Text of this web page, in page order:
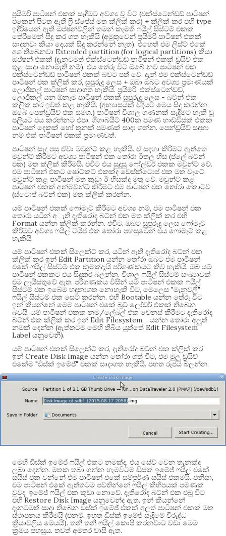
ප්‍රයිමරි පාටිෂන් එකක් සෑදීමට අවශ්‍ය වූ විට (එක්ස්ටෙන්ඩඩ් පාටිෂන්
එකෙන් පිටත ඇති ෆ්‍රී ස්පේස් මත ක්ලික් කර) + ක්ලික් කර එහි type
ඉදිරියෙන් ඇති ඔප්ෂන්වලින් තමන් කැමති ෆයිල් සිස්ටම් එකක්
තේරීමෙන් සිදු කර ගත හැකියි (අමුතුවෙන් ප්‍රයිමරි පාටිෂන් එකක්
සාදනවා කියා දෙයක් සිදු කරන්නේ නැත). එහෙත් එම ලිස්ට් එකේ
අග තිබෙනවා Extended partition (for logical partitions) කියා
ඔප්ෂන් එකක් (දැනටමත් එක්ස්ටෙන්ඩඩ් පාටිෂන් එකක් ඩ්‍රයිව් එක
තුළ සාදා නොමැති නම්). එය තේරූ විට ඔබේ නව පාටිෂන් එක
එක්ස්ටෙන්ඩඩ් පාටිෂන් එකක් බවට පත් වේ. දැන් එම එක්ස්ටෙන්ඩඩ්
පාටිෂන් එක ක්ලික් කර, සුපුරුදු ලෙස + ඔබා ඔබට අවශ්‍ය ප්‍රමාණයක්
ලොජිකල් පාටිෂන් සාදාගත හැකියි. ප්‍රයිමරි, එක්ස්ටෙන්ඩඩ්,
ලොජිකල් යන ඕනෑම පාටිෂන් එකක් සුපුරුදු ලෙස - බට්න් එක
ක්ලික් කර ඉවත් කළ හැකියි. (අභ්‍යාසයක් විදියට මෙය සිදු කරන්න
ඔබේ පෙන්ඩ්‍රයිව් එක සමග.) පාටිෂන් විශාල ගණනක් සෑදීමට හැකි වූ
පලියට එය කරන්නට එපා. ගිගාබයිට් 400ක පමණ හාඩ්ඩිස්ක් එකක
පාටිෂන් දෙකක් හෝ තුනක් පමණක් සාදා ගන්න. පෙන්ඩ්‍රයිව් සඳහා
නම් එක් පාටිෂන් එකක් ප්‍රමාණවත්.
පාටිෂන් සෑදු පසු ඒවා මවුන්ට් කළ හැකියි. ඒ සඳහා කිරීමට ඇත්තේ
මවුන්ට් කිරීමට අවශ්‍ය පාටිෂන් එක තෝරා ඊතල හිස (ප්ලේ බට්න්
එක) මත ක්ලික් කිරීමයි. එවිට එය සුදුසු ෆෝල්ඩර් එකක මවුන්ට් වේ.
එම පාටිෂන් එකට ෂෝට්කට් එකක්ද ඩෙස්ක්ටොප් එක මත වැටේ.
මවුන්ට් කළ පාටිෂන් මත කුඩා ඊ හිසක්ද මතු වේ. මවුන්ට් කළ
පාටිෂන් එකක් අන්මවුන්ට් කිරීමට එම පාටිෂන් එක තෝරා කොටුව
(ස්ටොප් බට්න් එක) මත ක්ලික් කරන්න.
යම් පාටිෂන් එකක් ෆෝමැට් කිරීමට අවශ්‍ය නම්, එම පාටිෂන් එක
තෝරා යටින් අැති දැතිරෝද බට්න් එක මත ක්ලික් කර එහි
Format යන්න ක්ලික් කරන්න. එවිට, ඔබට සුපුරුදු ලෙස ෆෝමැට්
කිරීමට අවශ්‍ය ෆයිල් ටයිප් එක තෝරා පහසුවෙන් එය ෆෝමැට් කළ
හැකියි.
යම් පාටිෂන් එකක් සිලෙක්ට් කර, යටින් ඇති දැතිරෝද බට්න් එක
ක්ලික් කර ඉන් Edit Partition යන්න තෝරා ඔබට එම පාටිෂන්
එකේ ෆයිල් සිස්ටම් එක කුමක්දැයි පරිගණකයට කිව හැකියි. ඔබ යම්
පාටිෂන් එකකට එය සිදුකර බලන්න. විශාල ෆයිල් සිස්ටම් සංඛ්‍යාවක්
එම ලැයිස්තුවේ ඇත. පරිගණකය විසින් යම් පාටිෂන් එකක ෆයිල්
සිස්ටම් එක ඉබේම හඳුනාගත නොහැකි විට, මෙලෙස "මැනුවලි"
ෆයිල් සිස්ටම් එක සෙට් කරන්න. එහි Bootable යන්න තේරූ විට
ඉන් කියන්නේ මෙම පාටිෂන් එකේ බූට් ලෝඩර් එකක් තිබෙන
බවයි. යම් පාටිෂන් එකක නම/ලේබල් එක වෙනස් කිරීමට දැතිරෝද
බට්න් එක ක්ලික් කර ඉන් Edit Filesystem… යන්න තෝරා අලුත්
නමක් දෙන්න (ඇත්තටම මෙහි තිබිය යුත්තේ Edit Filesystem
Label යනුවෙනි).
යම් පාටිෂන් එකක් සිලෙක්ට් කර, දැතිරෝද බට්න් එක ක්ලික් කර
ඉන් Create Disk Image යන්න තෝරා ගත් විට, එම මුලු ඩ්‍රයිව්
එකේම "ඩිස්ක් ඉමේජ්" එකක් සාදාගත හැකියි. පහත රූපය බලන්න.
මෙහි ඩිස්ක් ඉමේජ් ෆයිල් එකට නමක්ද, එය සේව් වෙන තැනක්ද
ලබා දෙන්න. මතක තබා ගන්න හැමවිටම ඩිස්ක් ඉමේජ් ෆයිල් එකේ
සයිස් එක වන්නේ එම පාටිෂන් එකේ සම්පූර්ණ සයිස් එකමයි. එනිසා,
එම පාටිෂන් එකේ ඇත්තටම පවතින්නේ ෆයිල් කිහිපයක් පමණක්
වුවද, ඉමේජ් ෆයිල් එක කුඩා නොවේ. දැතිරෝද බට්න් එක එබූ විට
එහි Restore Disk Image යනුවෙන්ද ඇත. ඉන් කියන්නේ
දැනටමත් සාදා තිබෙන ඩිස්ක් ඉමේජ් එකක් අලුත් පාටිෂන් එකක් මත
ස්ථාපනය කිරීමයි (එනම්, ඉහත ඩිස්ක් ඉමේජ් සෑදීමේ විරුද්ධ
ක්‍රියාවලිය මෙයයි). තනි තනි ෆයිල් කොපි කරනවාට වඩා මෙම
ක්‍රමය පහසුය. තවත් අමතර වාසි ඇත.